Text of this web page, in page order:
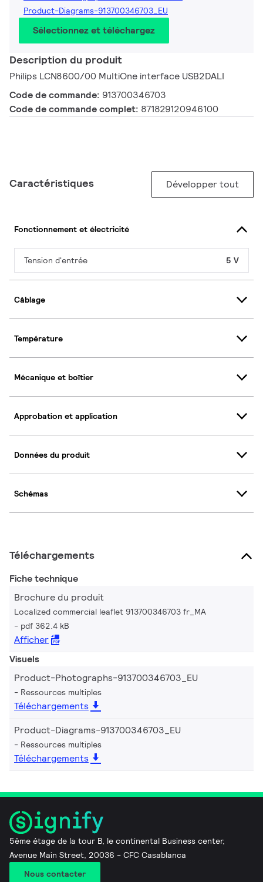
Product-Diagrams-913700346703_EU
Sélectionnez et téléchargez
Description du produit
Philips LCN8600/00 MultiOne interface USB2DALI
Code de commande: 913700346703
Code de commande complet: 871829120946100
Caractéristiques Développer tout
Fonctionnement et électricité
Tension d'entrée 5 V
Câblage
Température
Mécanique et boîtier
Approbation et application
Données du produit
Schémas
Téléchargements
Fiche technique
Brochure du produit
Localized commercial leaflet 913700346703 fr_MA
pdf 362.4 kB
Afficher
Visuels
Product-Photographs-913700346703_EU
Ressources multiples
Téléchargements
Product-Diagrams-913700346703_EU
Ressources multiples
Téléchargements
5ème étage de la tour B, le continental Business center,
Avenue Main Street, 20036 - CFC Casablanca
Nous contacter